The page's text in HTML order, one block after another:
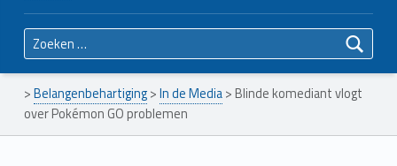
Zoeken naar:
>Belangenbehartiging>In de Media> Blinde komediant vlogt
over Pokémon GO problemen